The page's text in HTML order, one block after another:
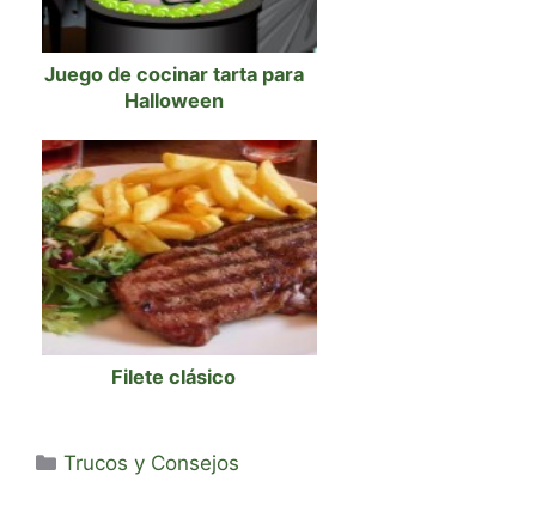
Juego de cocinar tarta para
Halloween
Filete clásico
Categorías
Trucos y Consejos